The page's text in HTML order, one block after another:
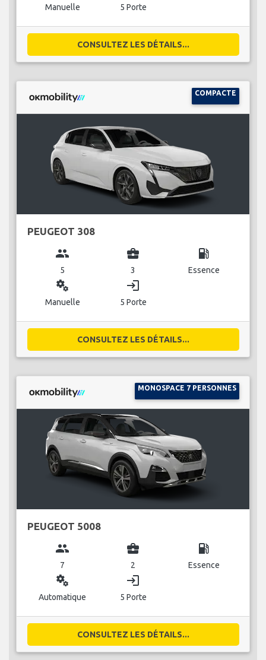
Manuelle 5 Porte
CONSULTEZ LES DÉTAILS...
COMPACTE
PEUGEOT 308
group
5
business_center
3
local_gas_station
Essence
miscellaneous_services
Manuelle
login
5 Porte
CONSULTEZ LES DÉTAILS...
MONOSPACE 7 PERSONNES
PEUGEOT 5008
group
7
business_center
2
local_gas_station
Essence
miscellaneous_services
Automatique
login
5 Porte
CONSULTEZ LES DÉTAILS...